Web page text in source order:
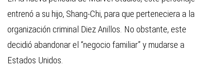
entrenó a su hijo, Shang-Chi, para que perteneciera a la
organización criminal Diez Anillos. No obstante, este
decidió abandonar el “negocio familiar” y mudarse a
Estados Unidos.